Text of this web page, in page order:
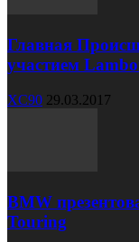
Главная
участием
XC90 29.03.2017
BMW
Touring